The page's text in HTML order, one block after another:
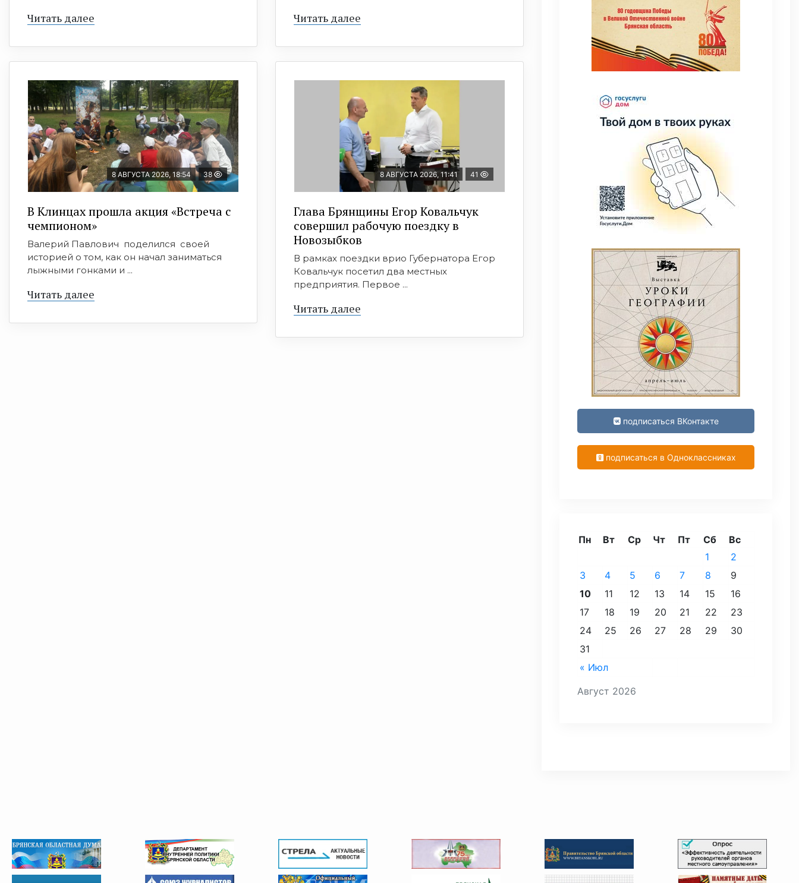
Читать далее Читать далее
8 АВГУСТА 2026, 18:54 38
В Клинцах прошла акция «Встреча с
чемпионом»
Валерий Павлович поделился своей
историей о том, как он начал заниматься
лыжными гонками и ...
Читать далее
8 АВГУСТА 2026, 11:41 41
Глава Брянщины Егор Ковальчук
совершил рабочую поездку в
Новозыбков
В рамках поездки врио Губернатора Егор
Ковальчук посетил два местных
предприятия. Первое ...
Читать далее
подписаться ВКонтакте
подписаться в Одноклассниках
Август 2026
Пн Вт Ср Чт Пт Сб Вс
« Июл
1
2
3
4 5 6 7 8
9
10
11 12 13 14 15
16
17
18 19 20 21 22
23
24
25 26 27 28 29
30
31